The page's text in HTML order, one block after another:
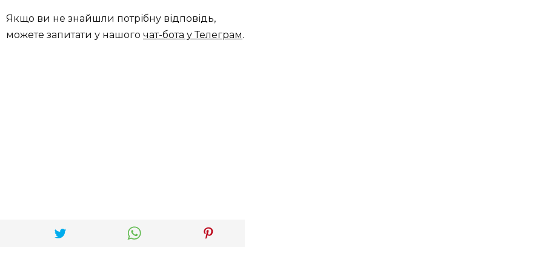
Якщо ви не знайшли потрібну відповідь,
можете запитати у нашого чат-бота у Телеграм.